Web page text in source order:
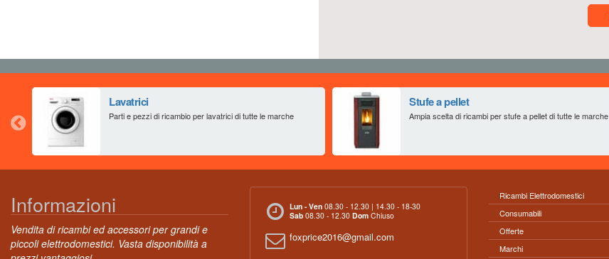
Lavatrici
Parti e pezzi di ricambio per lavatrici di tutte le marche
Stufe a pellet
Ampia scelta di ricambi per stufe a pellet di tutte le marche
Informazioni
Vendita di ricambi ed accessori per grandi e
piccoli elettrodomestici. Vasta disponibilità a
Lun - Ven 08.30 - 12.30 | 14.30 - 18-30
Sab 08.30 - 12.30 Dom Chiuso
foxprice2016@gmail.com
Ricambi Elettrodomestici
Consumabili
Offerte
Marchi